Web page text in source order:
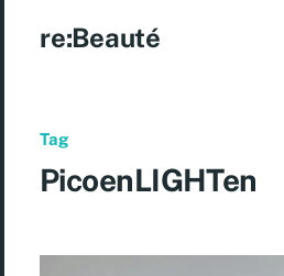
re:Beauté
Tag
PicoenLIGHTen